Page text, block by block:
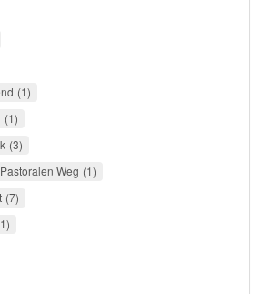
1
1
3
Weg 1
7
1